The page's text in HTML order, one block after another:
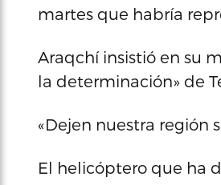
martes que habría
Araqchí insistió en su
la determinación» de
«Dejen nuestra región
El helicóptero que ha